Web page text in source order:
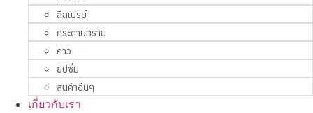
สีสเปรย์
กระดาษทราย
กาว
ยิปซั่ม
สินค้าอื่นๆ
เกี่ยวกับเรา